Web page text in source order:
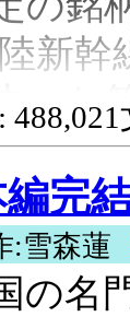
にな
す。
謝で
新
った
生し
緩や
、元
のう
！】貴族だらけの
:雪森蓮
名門